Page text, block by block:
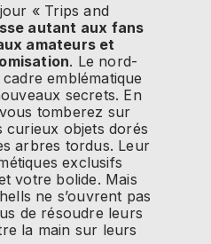
« Trips and
autant aux fans
amateurs et
. Le nord-
emblématique
secrets. En
tomberez sur
curieux objets dorés
arbres tordus. Leur
exclusifs
votre bolide. Mais
ne s’ouvrent pas
de résoudre leurs
la main sur leurs